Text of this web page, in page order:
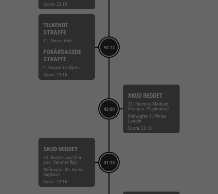
Score: 22-16
42:12
TILKENDT
STRAFFE
11. Simon Hald
FORÅRSAGEDE
STRAFFE
4. Kasper Lindgren
Score: 22-16
42:00
SKUD REDDET
28. Rasmus Madsen
(Fra pos. Playmaker)
Målvogter: 1. Niklas
Landin
Score: 22-16
41:20
SKUD REDDET
23. Buster Juul (Fra
pos. Venstre fløj)
Målvogter: 30. Svend
Rughave
Score: 22-16